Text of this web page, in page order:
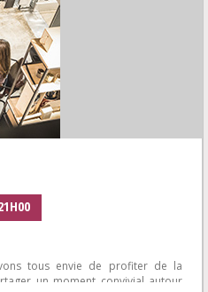
tous envie de profiter de la
un moment convivial autour